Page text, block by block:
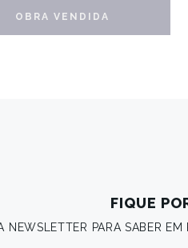
OBRA VENDIDA
FIQUE
NEWSLETTER PARA SABER